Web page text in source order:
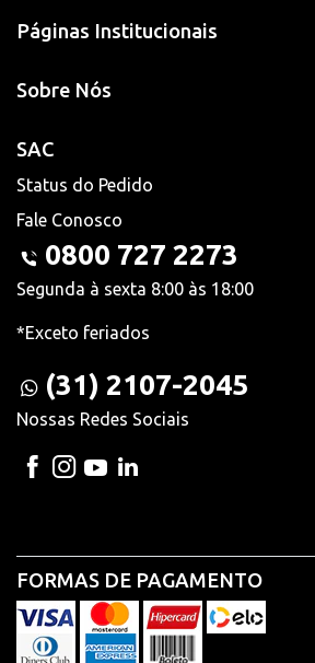
Páginas Institucionais
Sobre Nós
SAC
Status do Pedido
Fale Conosco
0800 727 2273
Segunda à sexta 8:00 às 18:00
*Exceto feriados
(31) 2107-2045
Nossas Redes Sociais
FORMAS DE PAGAMENTO